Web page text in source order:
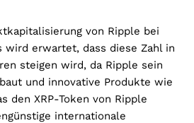
von Ripple bei
wird erwartet, dass diese Zahl in
steigen wird, da Ripple sein
und innovative Produkte wie
den XRP-Token von Ripple
internationale